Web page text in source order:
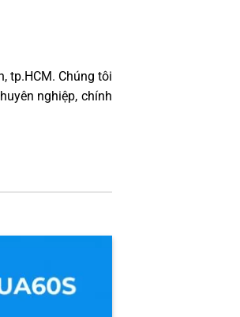
tp.HCM. Chúng tôi
nghiệp, chính